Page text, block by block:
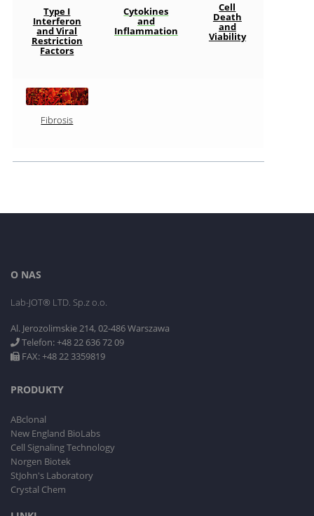
Type I
Interferon
and Viral
Restriction
Factors
Cytokines
and
Inflammation
Cell
Death
and
Viability
Fibrosis
O NAS
Lab-JOT® LTD. Sp.z o.o.
Al. Jerozolimskie 214, 02-486 Warszawa
Telefon: +48 22 636 72 09
FAX: +48 22 3359819
PRODUKTY
ABclonal
New England BioLabs
Cell Signaling Technology
Norgen Biotek
StJohn's Laboratory
Crystal Chem